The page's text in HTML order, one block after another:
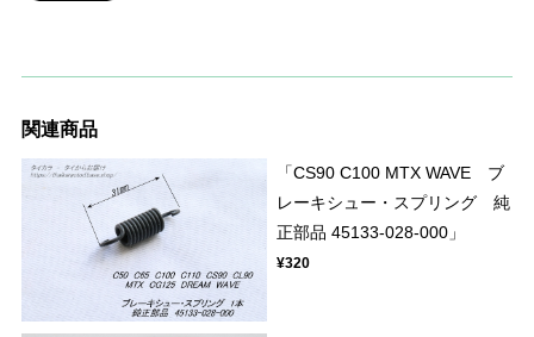
関連商品
「CS90 C100 MTX WAVE ブ
レーキシュー・スプリング 純
正部品 45133-028-000」
¥320